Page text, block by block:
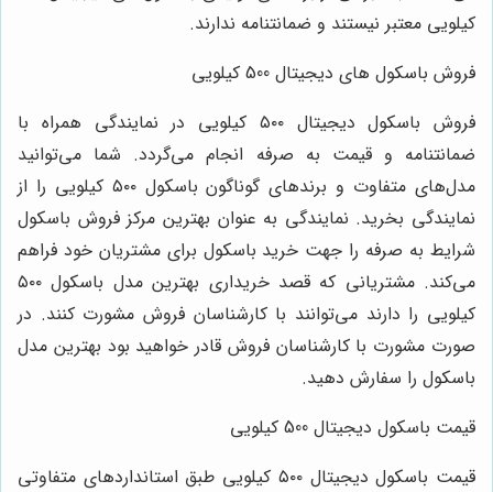
کیلویی معتبر نیستند و ضمانتنامه ندارند.
فروش باسکول های دیجیتال 500 کیلویی
فروش باسکول دیجیتال ۵۰۰ کیلویی در نمایندگی همراه با
ضمانتنامه و قیمت به صرفه انجام می‌گردد. شما می‌توانید
مدل‌های متفاوت و برندهای گوناگون باسکول ۵۰۰ کیلویی را از
نمایندگی بخرید. نمایندگی به عنوان بهترین مرکز فروش باسکول
شرایط به صرفه را جهت خرید باسکول برای مشتریان خود فراهم
می‌کند. مشتریانی که قصد خریداری بهترین مدل باسکول ۵۰۰
کیلویی را دارند می‌توانند با کارشناسان فروش مشورت کنند. در
صورت مشورت با کارشناسان فروش قادر خواهید بود بهترین مدل
باسکول را سفارش دهید.
قیمت باسکول دیجیتال 500 کیلویی
قیمت باسکول دیجیتال ۵۰۰ کیلویی طبق استانداردهای متفاوتی